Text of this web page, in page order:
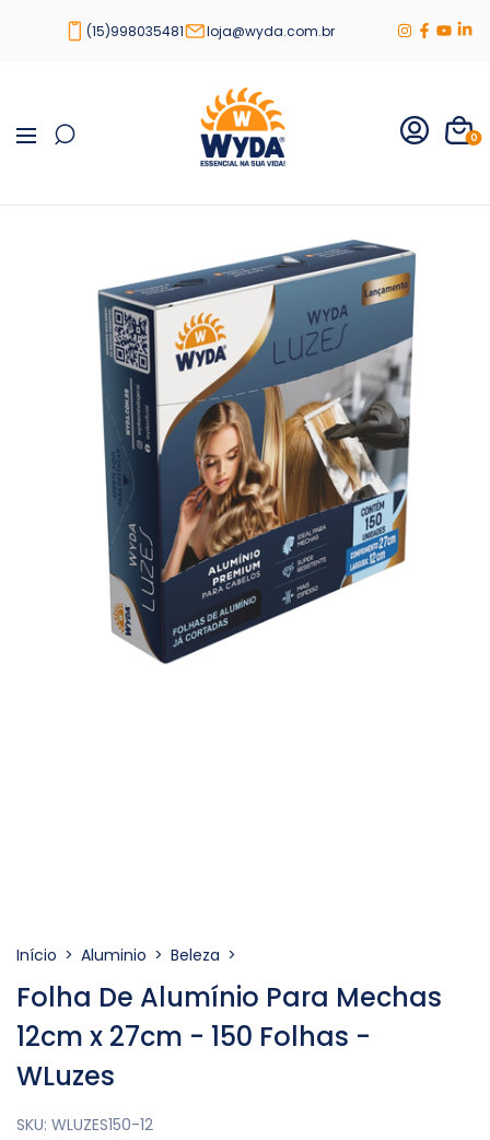
(15)998035481 loja@wyda.com.br
0
Início > Aluminio > Beleza >
Folha De Alumínio Para Mechas
12cm x 27cm - 150 Folhas -
WLuzes
SKU: WLUZES150-12